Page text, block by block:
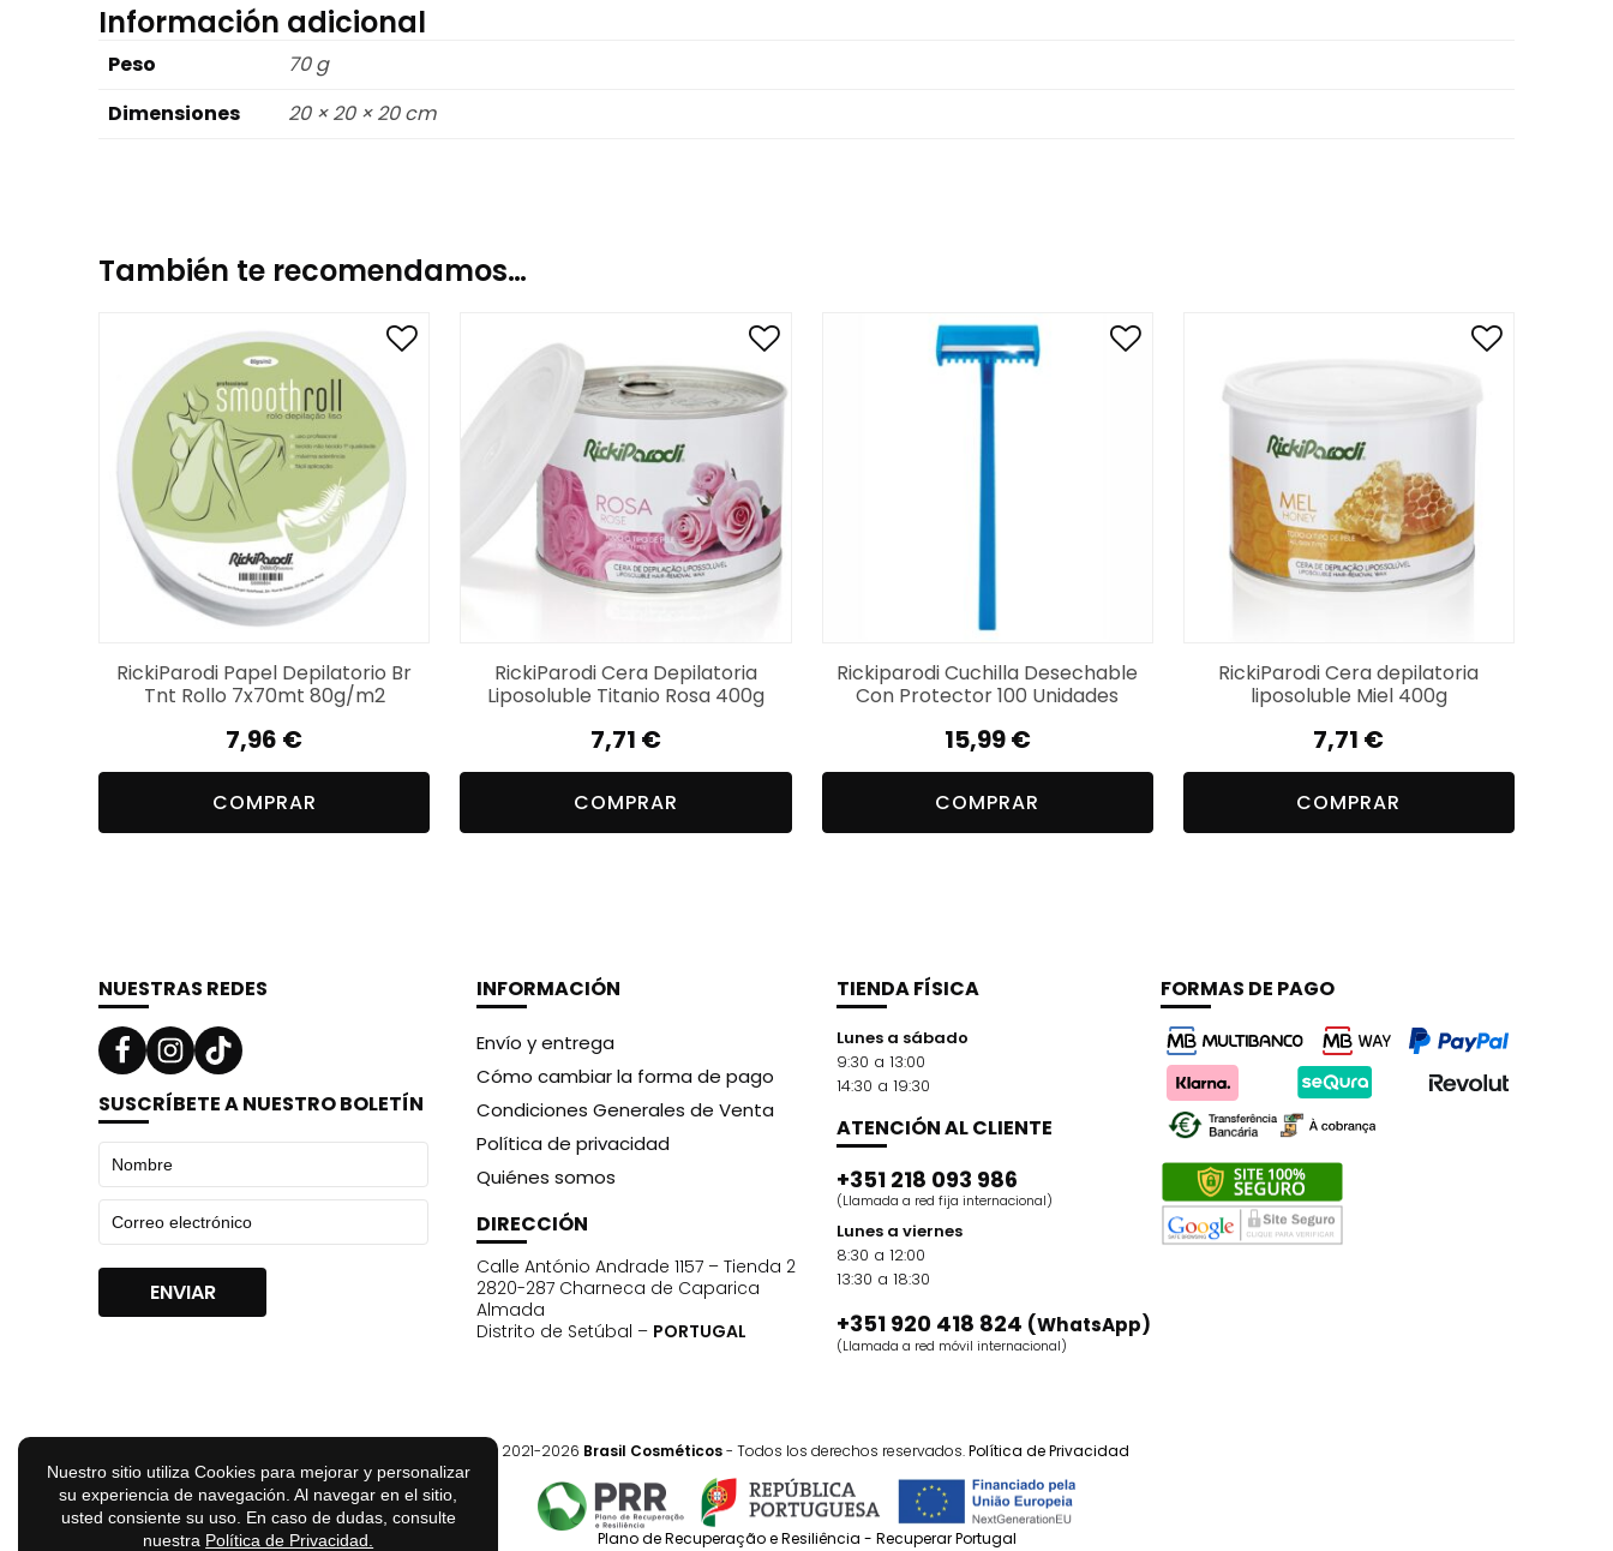
Nuestro sitio utiliza Cookies para mejorar y personalizar
su experiencia de navegación. Al navegar en el sitio,
usted consiente su uso. En caso de dudas, consulte
nuestra Política de Privacidad.
Información adicional
Peso
70 g
Dimensiones
20 × 20 × 20 cm
También te recomendamos…
RickiParodi Papel Depilatorio Br
Tnt Rollo 7x70mt 80g/m2
7,96 €
COMPRAR
RickiParodi Cera Depilatoria
Liposoluble Titanio Rosa 400g
7,71 €
COMPRAR
Rickiparodi Cuchilla Desechable
Con Protector 100 Unidades
15,99€
COMPRAR
RickiParodi Cera depilatoria
liposoluble Miel 400g
7,71 €
COMPRAR
NUESTRAS REDES
SUSCRÍBETE A NUESTRO BOLETÍN
INFORMACIÓN
Envío y entrega
Cómo cambiar la forma de pago
Condiciones Generales de Venta
Política de privacidad
Quiénes somos
DIRECCIÓN
Calle António Andrade 1157 – Tienda 2
2820-287 Charneca de Caparica
Almada
Distrito de Setúbal – PORTUGAL
TIENDA FÍSICA
Lunes a sábado
9:30 a 13:00
14:30 a 19:30
ATENCIÓN AL CLIENTE
+351 218 093 986
(Llamada a red fija internacional)
Lunes a viernes
8:30 a 12:00
13:30 a 18:30
+351 920 418 824 (WhatsApp)
(Llamada a red móvil internacional)
FORMAS DE PAGO
© 2021-2026 Brasil Cosméticos- Todos los derechos reservados.Política de Privacidad
Plano de Recuperação e Resiliência - Recuperar Portugal